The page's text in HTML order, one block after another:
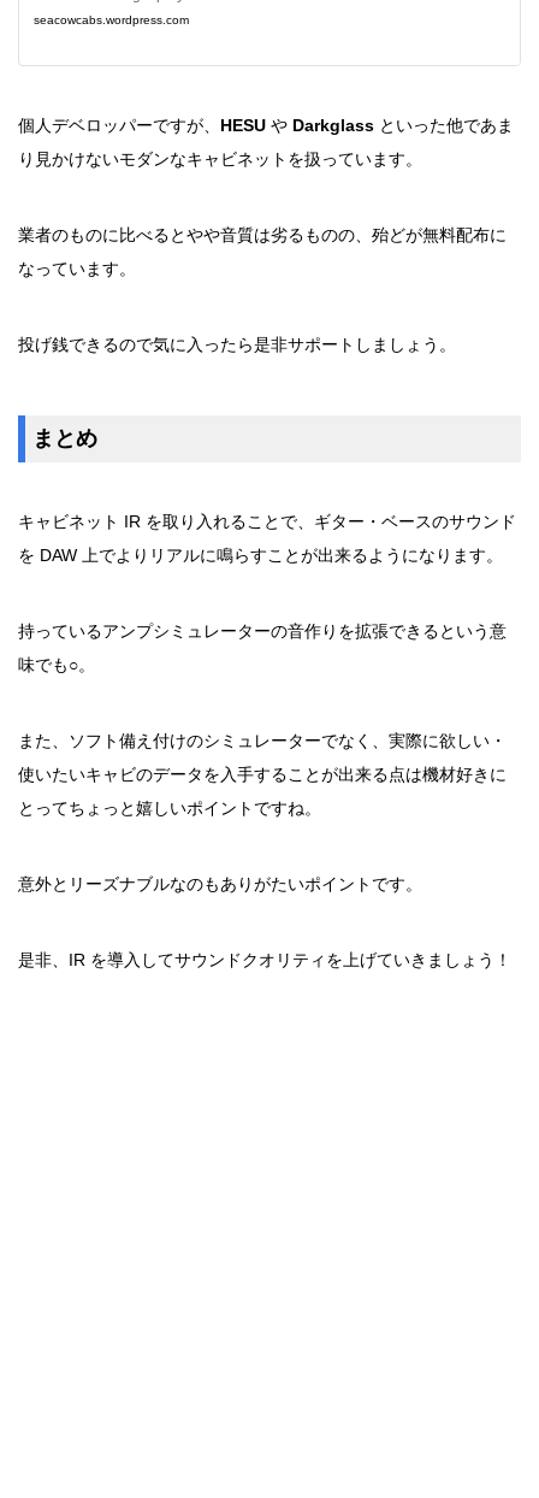
seacowcabs.wordpress.com
個人デベロッパーですが、 HESU や Darkglass といった他であま
り見かけないモダンなキャビネットを扱っています。
業者のものに比べるとやや音質は劣るものの、殆どが無料配布に
なっています。
投げ銭できるので気に入ったら是非サポートしましょう。
まとめ
キャビネット IR を取り入れることで、ギター・ベースのサウンド
を DAW 上でよりリアルに鳴らすことが出来るようになります。
持っているアンプシミュレーターの音作りを拡張できるという意
味でも○。
また、ソフト備え付けのシミュレーターでなく、実際に欲しい・
使いたいキャビのデータを入手することが出来る点は機材好きに
とってちょっと嬉しいポイントですね。
意外とリーズナブルなのもありがたいポイントです。
是非、IR を導入してサウンドクオリティを上げていきましょう！